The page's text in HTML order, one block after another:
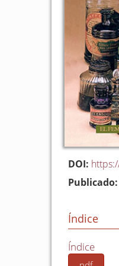
DOI:
Publicado:
Índice
Índice